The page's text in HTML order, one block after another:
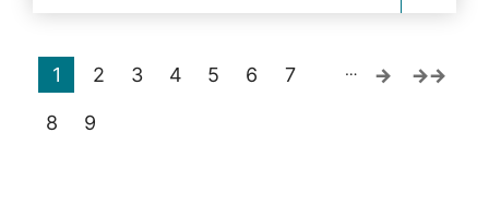
1 2 3 4 5 6 7
8 9
…